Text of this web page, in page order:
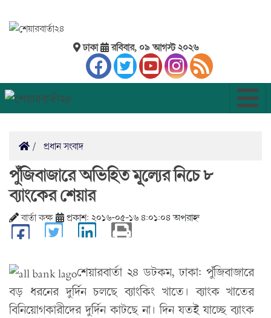
ঢাকা রবিবার, ০৯ আগস্ট ২০২৬
প্রধান সংবাদ
পুঁজিবাজারে অভিহিত মূল্যের নিচে ৮
ব্যাংকের শেয়ার
বার্তা কক্ষ প্রকাশ: ২০১৬-০৫-১৬ ৪:০১:০৪ অপরাহ্ন
শেয়ারবার্তা ২৪ ডটকম, ঢাকা: পুঁজিবাজারে
বড় ধরনের দুর্দিন চলছে ব্যাংকিং খাতে। ব্যাংক খাতের
বিনিয়োগকারীদের দুর্দিন কাটছে না। দিন যতই যাচ্ছে ব্যাংক